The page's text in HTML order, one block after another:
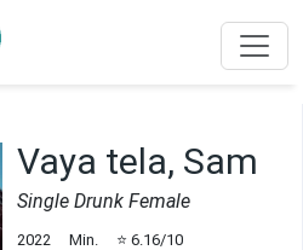
Vaya tela, Sam
Single Drunk Female
2022 Min. ⭐ 6.16/10